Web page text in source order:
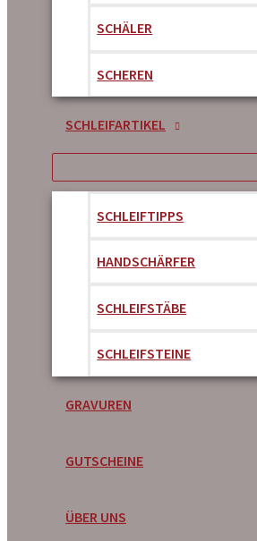
SCHÄLER
SCHEREN
SCHLEIFARTIKEL
SCHLEIFTIPPS
HANDSCHÄRFER
SCHLEIFSTÄBE
SCHLEIFSTEINE
GRAVUREN
GUTSCHEINE
ÜBER UNS